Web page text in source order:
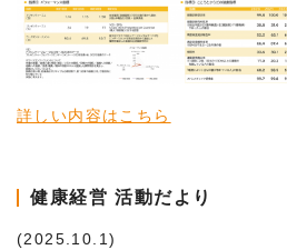
詳しい内容はこちら
健康経営 活動だより
(2025.10.1)